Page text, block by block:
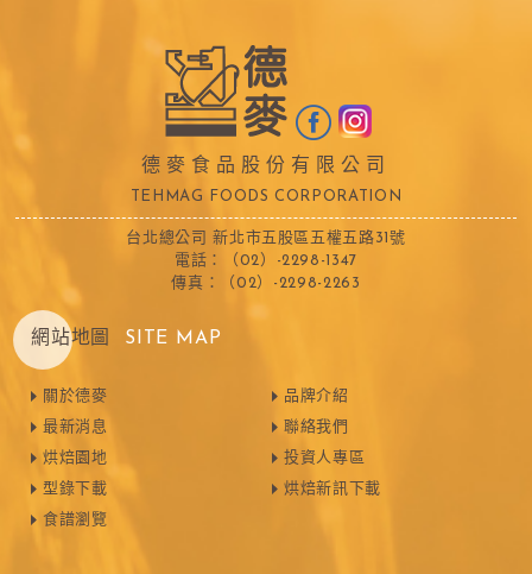
德麥食品股份有限公司
TEHMAG FOODS CORPORATION
台北總公司 新北市五股區五權五路31號
電話：（02）-2298-1347
傳真：（02）-2298-2263
網站地圖 SITE MAP
關於德麥
最新消息
烘焙園地
型錄下載
食譜瀏覽
品牌介紹
聯絡我們
投資人專區
烘焙新訊下載